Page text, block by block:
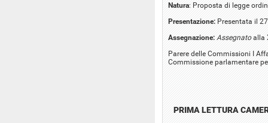
Natura: Proposta di legge
Presentazione: Presentata il
Assegnazione: Assegnatoalla
Parere delle Commissioni I
Commissione parlamentare
PRIMA LETTURA